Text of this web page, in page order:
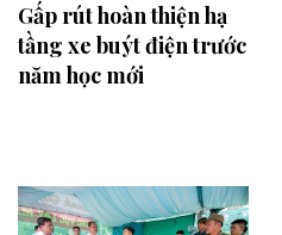
Gấp rút hoàn thiện hạ
tầng xe buýt điện trước
năm học mới